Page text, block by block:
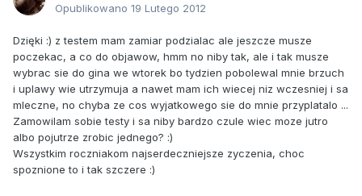
Opublikowano 19 Lutego 2012
Dzięki :) z testem mam zamiar podzialac ale jeszcze musze
poczekac, a co do objawow, hmm no niby tak, ale i tak musze
wybrac sie do gina we wtorek bo tydzien pobolewal mnie brzuch
i uplawy wie utrzymuja a nawet mam ich wiecej niz wczesniej i sa
mleczne, no chyba ze cos wyjatkowego sie do mnie przyplatalo ...
Zamowilam sobie testy i sa niby bardzo czule wiec moze jutro
albo pojutrze zrobic jednego? :)
Wszystkim roczniakom najserdeczniejsze zyczenia, choc
spoznione to i tak szczere :)